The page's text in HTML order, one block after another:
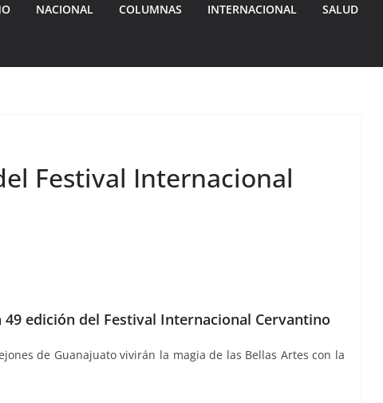
NACIONAL COLUMNAS INTERNACIONAL SALUD
Festival Internacional
edición del Festival Internacional Cervantino
de Guanajuato vivirán la magia de las Bellas Artes con la